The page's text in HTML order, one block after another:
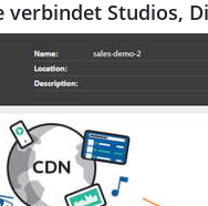
verbindet Studios,